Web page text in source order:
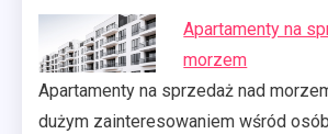
Apartamenty na
morzem
Apartamenty na sprzedaż nad
dużym zainteresowaniem wśród